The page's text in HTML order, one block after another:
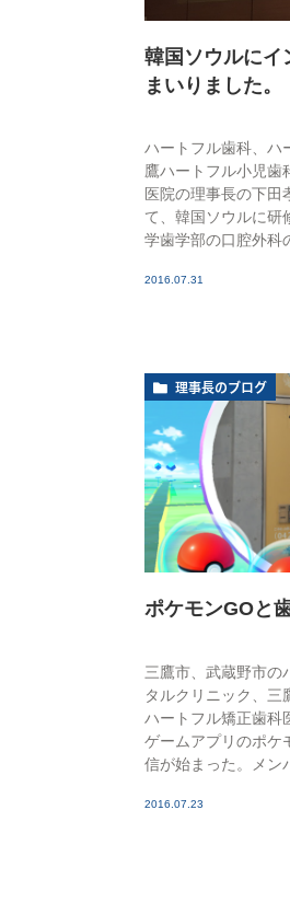
韓国ソウルにイ
まいりました。
ハートフル歯科、ハ
鷹ハートフル小児歯
医院の理事長の下田
て、韓国ソウルに研
学歯学部の口腔外
2016.07.31
理事長のブログ
ポケモンGOと
三鷹市、武蔵野市の
タルクリニック、三
ハートフル矯正歯科
ゲームアプリのポケ
信が始まった。メ
2016.07.23